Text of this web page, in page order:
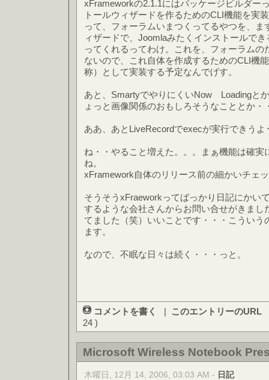
xFrameworkの2.1.1にはパッケージビルダー
トールウィザードを作るためのCLI機能を実
って、フォーラムいまつくってるやつを、
ィザードで、Joomlaみたくインストールで
ってくれるってわけ。これを、フォーラム
ないので、これ自体を作成するためのCLI機
称）として実装する予定なんでげす。
あと、SmartyでやりにくいNow Loadingと
ょっと画像関係のおもしろそうなこととか・
ああ、あとLiveRecordでexecが実行できうよ
ね・・やること増えた。。。まぁ機能は確実
ね。
xFramework自体のリリース前の細かいチェ
そうそうxFraeworkってばっかり日記にかい
するような会社さんからお問い合せがきまし
てました（笑）いいことです・・・こういう
ます。
なので、不眠な日々は続く・・・っと。
コメントを書く | このエントリーのURL
24 )
Microsoft Wireless Notebook
木曜日, 12月 14, 2006, 03:03 AM - 日記